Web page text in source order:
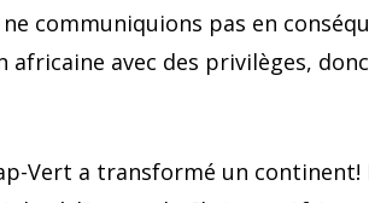
communiquions pas en
africaine avec des privilèges,
Vert a transformé un